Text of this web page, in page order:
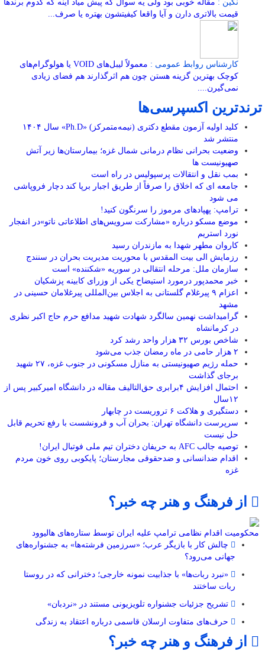
نگین : مقاله خوبی بود ولی یه سوال که پیش میاد اینه که کدوم برندها
قیمت بالاتری دارن و آیا واقعا کیفیتشون بهتره یا صرف...
کارشناس روابط عمومی :
معمولاً لیبل‌های VOID یا هولوگرام‌های
کوچک بهترین گزینه هستن چون هم اثرگذارند هم فضای زیادی
نمی‌گیرن....
ترندترین اکسپرسی‌ها
کلید اولیه آزمون مقطع دکتری (نیمه‌متمرکز) «Ph.D» سال ۱۴۰۴
منتشر شد
وضعیت بحرانی نظام درمانی شمال غزه؛ بیمارستان‌ها زیر آتش
صهیونیست ها
بمب نقل و انتقالات پرسپولیس در راه است
جامعه ای که اخلاق را صرفاً از طریق اجبار برپا کند دچار فروپاشی
می شود
ترامپ: پهپادهای مرموز را سرنگون کنید!
موضع مسکو درباره «مشارکت سرویس‌های اطلاعاتی ناتو»در انفجار
نورد استریم
کاروان مطهر شهدا به مازندران رسید
رزمایش الی بیت المقدس با محوریت مدیریت بحران در سنندج
سازمان ملل: مرحله انتقالی در سوریه «شکننده» است
خبر محمدپور درمورد استیضاح یکی از وزرای کابینه پزشکیان
اعزام ۹ پیرغلام گلستانی به اجلاس بین‌المللی پیرغلامان حسینی در
مشهد
گرامیداشت نهمین سالگرد شهادت شهید مدافع حرم حاج اکبر نظری
در کرمانشاه
شاخص بورس ۳۲ هزار واحد رشد کرد
۲ هزار حامی در ماه رمضان جذب می‌شود
حمله رژیم صهیونیستی به منازل مسکونی در جنوب غزه، ۲۷ شهید
برجای گذاشت
احتمال افزایش ۴برابری حق‌التالیف مقاله در دانشگاه امیرکبیر پس از
۱۲سال
دستگیری و هلاکت ۶ تروریست در چابهار
سرپرست دانشگاه تهران: بحران آب و فرونشست با رفع تحریم قابل
حل نیست
توصیه جالب AFC به حریفان دختران تیم ملی فوتبال ایران!
اقدام ضدانسانی و ضدحقوقی مجارستان؛ پایکوبی روی خون مردم
غزه
از فرهنگ و هنر چه خبر؟
محکومیت اقدام نظامی ترامپ علیه ایران توسط ستاره‌های هالیوود
چالش کار با بازیگر عرب؛ «سرزمین فرشته‌ها» به جشنواره‌های
جهانی می‌رود؟
«نبرد ربات‌ها» با جذابیت نمونه خارجی؛ دخترانی که در روستا
ربات ساختند
تشریح جزئیات جشنواره‌ تلویزیونی مستند در «نردبان»
حرف‌های متفاوت ارسلان قاسمی درباره اعتقاد به زندگی
از فرهنگ و هنر چه خبر؟